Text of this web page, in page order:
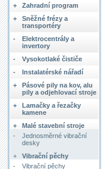
+
Zahradní program
+
Sněžné frézy a
transportéry
-
Elektrocentrály a
invertory
-
Vysokotlaké čističe
-
Instalatérské nářadí
+
Pásové pily na kov, alu
pily a odjehlovací stroje
+
Lamačky a řezačky
kamene
+
Malé stavební stroje
-
Jednosměrné vibrační
desky
+
Vibrační pěchy
-
Vibrační pěchy